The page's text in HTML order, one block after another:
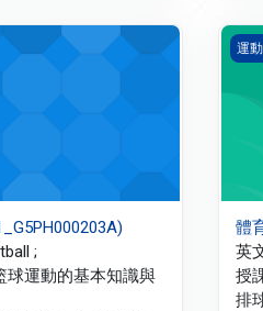
;
球運動的基本知識與
體
運
體
英
授
排